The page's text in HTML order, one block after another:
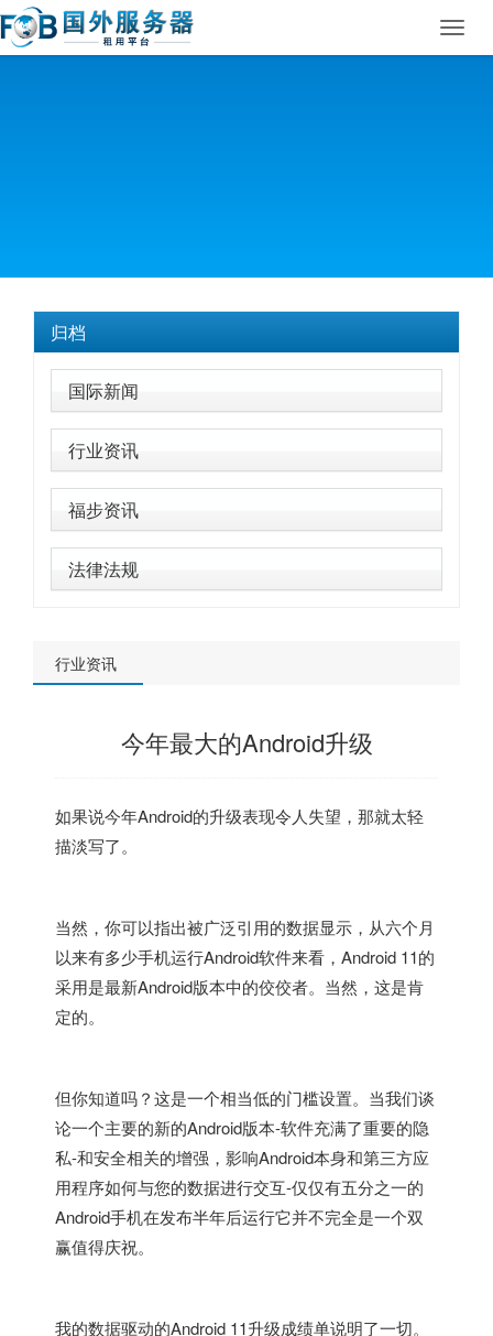
归档
国际新闻
行业资讯
福步资讯
法律法规
行业资讯
今年最大的Android升级
如果说今年Android的升级表现令人失望，那就太轻
描淡写了。
当然，你可以指出被广泛引用的数据显示，从六个月
以来有多少手机运行Android软件来看，Android 11的
采用是最新Android版本中的佼佼者。当然，这是肯
定的。
但你知道吗？这是一个相当低的门槛设置。当我们谈
论一个主要的新的Android版本-软件充满了重要的隐
私-和安全相关的增强，影响Android本身和第三方应
用程序如何与您的数据进行交互-仅仅有五分之一的
Android手机在发布半年后运行它并不完全是一个双
赢值得庆祝。
我的数据驱动的Android 11升级成绩单说明了一切。